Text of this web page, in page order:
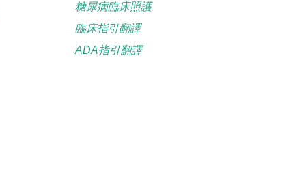
糖尿病臨床照護
臨床指引翻譯
ADA指引翻譯